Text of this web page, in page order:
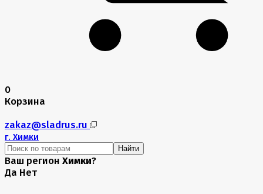
0
Корзина
zakaz@sladrus.ru
г. Химки
Найти
Ваш регион Химки?
Да Нет